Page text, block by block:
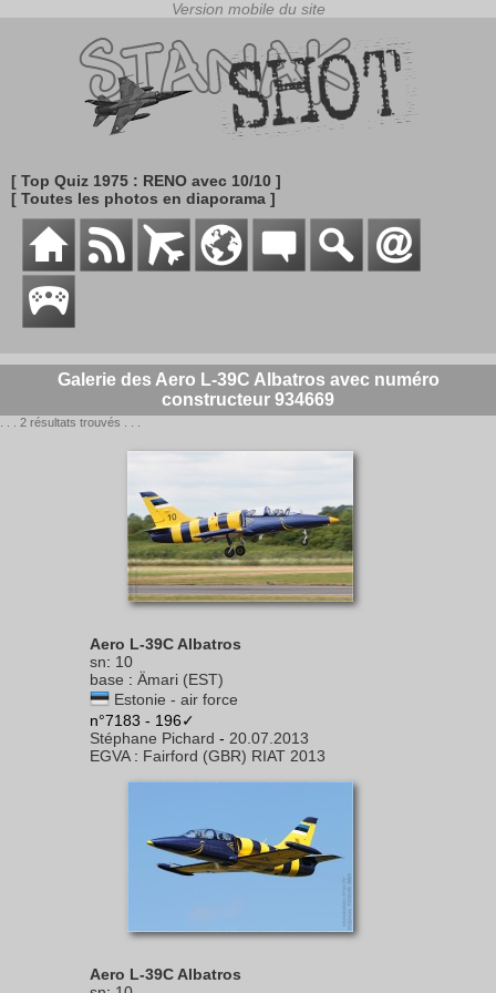
[ Top Quiz 1975 : RENO avec 10/10 ]
[ Toutes les photos en diaporama ]
Galerie des Aero L-39C Albatros avec numéro
constructeur 934669
. . . 2 résultats trouvés . . .
Aero L-39C Albatros
sn: 10
base : Ämari (EST)
Estonie - air force
n°7183 - 196✓
Stéphane Pichard - 20.07.2013
EGVA: Fairford (GBR) RIAT 2013
Aero L-39C Albatros